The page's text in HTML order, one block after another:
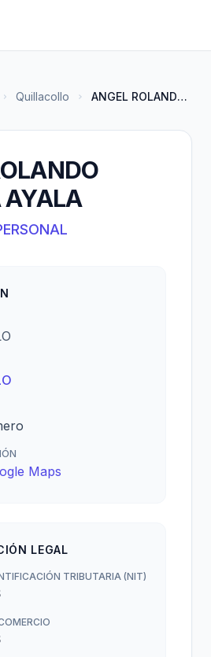
Quillacollo ANGEL ROLANDO HEREDIA AYALA
AYALA
Maps
LEGAL
TRIBUTARIA (NIT)